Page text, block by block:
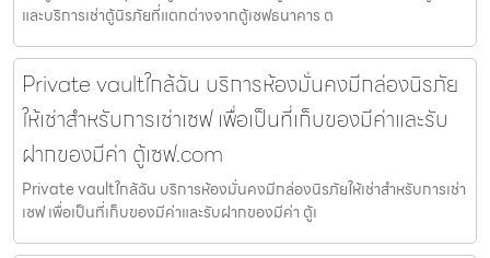
และบริการเช่าตู้นิรภัยที่แตกต่างจากตู้เซฟธนาคาร ต
Private vaultใกล้ฉัน บริการห้องมั่นคงมีกล่องนิรภัย
ให้เช่าสำหรับการเช่าเซฟ เพื่อเป็นที่เก็บของมีค่าและรับ
ฝากของมีค่า ตู้เซฟ.com
Private vaultใกล้ฉัน บริการห้องมั่นคงมีกล่องนิรภัยให้เช่าสำหรับการเช่า
เซฟ เพื่อเป็นที่เก็บของมีค่าและรับฝากของมีค่า ตู้เ